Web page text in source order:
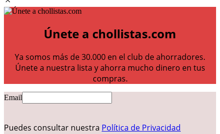
Únete a chollistas.com
Ya somos más de 30.000 en el club de ahorradores.
Únete a nuestra lista y ahorra mucho dinero en tus
compras.
Email
Puedes consultar nuestra Política de Privacidad